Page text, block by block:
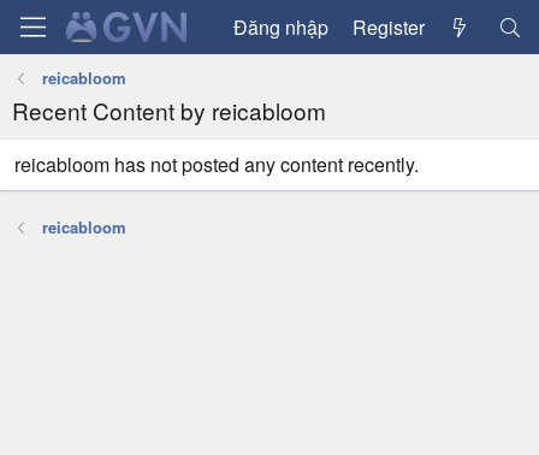
Đăng nhập Register
reicabloom
Recent Content by reicabloom
reicabloom has not posted any content recently.
reicabloom